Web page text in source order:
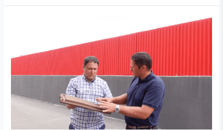
двойно
пътешествие
Майстор
Марио!